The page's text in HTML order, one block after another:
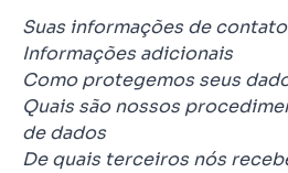
Suas informações de contato
Informações adicionais
Como protegemos seus
Quais são nossos
de dados
De quais terceiros nós